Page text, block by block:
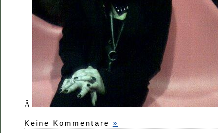
Â
Keine Kommentare »